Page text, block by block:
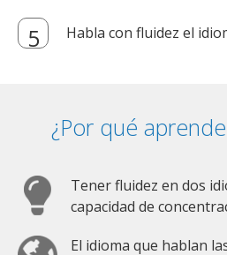
Habla con fluidez el
¿Por qué
Tener fluidez en dos
capacidad de
El idioma que hablan